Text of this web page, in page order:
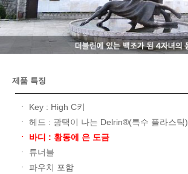
제품 특징
ㆍ Key : High C키
ㆍ 헤드 : 광택이 나는 Delrin®(특수 플라스틱)
ㆍ 바디 : 황동에 은 도금
ㆍ 튜너블
ㆍ 파우치 포함